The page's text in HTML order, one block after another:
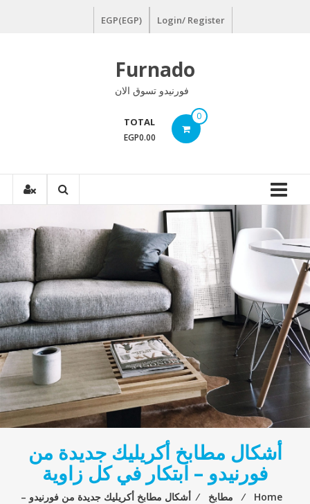
Login/ Register
EGP(EGP)
Furnado
فورنيدو تسوق الان
0
TOTAL
EGP0.00
أشكال مطابخ أكريليك جديدة من
فورنيدو – ابتكار في كل زاوية
Home
⁄ مطابخ ⁄ أشكال مطابخ أكريليك جديدة من فورنيدو –